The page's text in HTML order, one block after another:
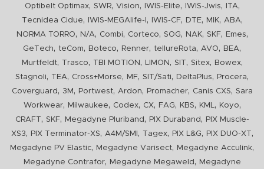
Optibelt Optimax, SWR, Vision, IWIS-Elite, IWIS-Jwis, ITA,
Tecnidea Cidue, IWIS-MEGAlife-I , IWIS-CF, DTE, MIK, ABA,
NORMA TORRO, N/A, Combi, Corteco, SOG, NAK, SKF, Emes,
GeTech, teCom, Boteco, Renner, tellureRota, AVO, BEA,
Murtfeldt, Trasco, TBI MOTION , LIMON , SIT, Sitex, Bowex,
Stagnoli, TEA, Cross+Morse, MF, SIT/Sati, DeltaPlus, Procera,
Coverguard , 3M , Portwest, Ardon, Promacher, Canis CXS, Sara
Workwear, Milwaukee, Codex, CX, FAG, KBS, KML, Koyo,
CRAFT, SKF, Megadyne Pluriband , PIX Duraband ,
PIX Muscle-
XS3, PIX Terminator-XS, A4M/SMI , Tagex, PIX L&G, PIX DUO-XT,
Megadyne PV Elastic, Megadyne Varisect, Megadyne Acculink,
Megadyne Contrafor, Megadyne Megaweld , Megadyne